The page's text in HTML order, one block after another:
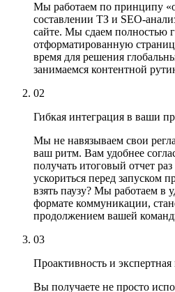
Мы работаем по принципу
составлении ТЗ и SEO-
сайте. Мы сдаем полностью
отформатированную
время для решения
занимаемся контентной
02
Гибкая интеграция в ваши
Мы не навязываем свои
ваш ритм. Вам удобнее
получать итоговый отчет
ускориться перед запуском
взять паузу? Мы работаем в
формате коммуникации,
продолжением вашей
03
Проактивность и
Вы получаете не просто